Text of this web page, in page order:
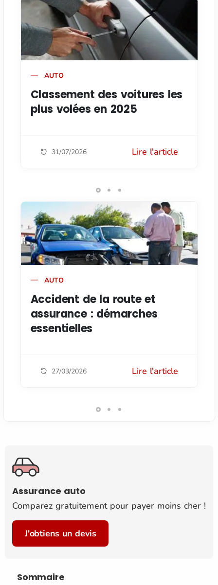
AUTO
Classement des voitures les
plus volées en 2025
31/07/2026 Lire l'article
AUTO
Accident de la route et
assurance : démarches
essentielles
27/03/2026 Lire l'article
Assurance auto
Comparez gratuitement pour payer moins cher !
J'obtiens un devis
Sommaire